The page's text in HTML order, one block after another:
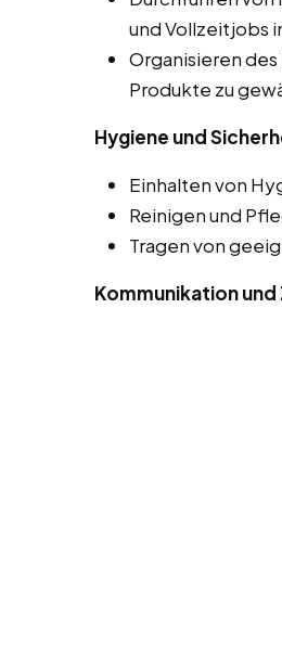
und Vollzeitjobs
Organisieren
Produkte zu
Hygiene und
Einhalten von
Reinigen und
Tragen von
Kommunikation